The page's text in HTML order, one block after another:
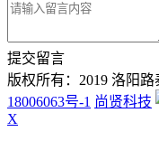
提交留言
版权所有：2019 洛阳
18006063号-1 尚贤科技
X